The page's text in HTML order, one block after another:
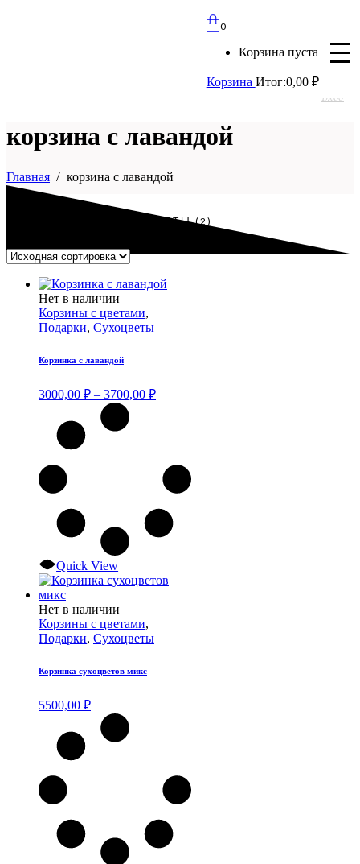
0
Корзина пуста
Корзина Итог:0,00 ₽
Вход
корзина с лавандой
Главная корзина с лавандой
ПОКАЗАНЫ ВСЕ РЕЗУЛЬТАТЫ (2)
Нет в наличии
товар
имеет
вариаций.
выбрать
на
странице
Корзины с цветами,
Подарки, Сухоцветы
Корзинка с лавандой
3000,00 ₽ – 3700,00 ₽Диапазон
Quick View
Нет в наличии
Корзины с цветами,
Подарки, Сухоцветы
Корзинка сухоцветов микс
5500,00 ₽